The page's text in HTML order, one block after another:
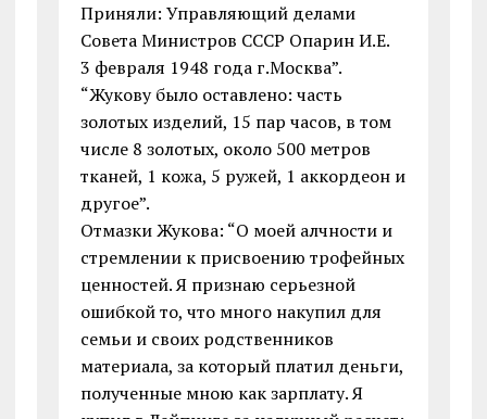
Приняли: Управляющий делами
Совета Министров СССР Опарин И.Е.
3 февраля 1948 года г.Москва”.
“Жукову было оставлено: часть
золотых изделий, 15 пар часов, в том
числе 8 золотых, около 500 метров
тканей, 1 кожа, 5 ружей, 1 аккордеон и
другое”.
Отмазки Жукова: “О моей алчности и
стремлении к присвоению трофейных
ценностей. Я признаю серьезной
ошибкой то, что много накупил для
семьи и своих родственников
материала, за который платил деньги,
полученные мною как зарплату. Я